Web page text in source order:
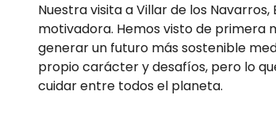
Nuestra visita a Villar de los
motivadora. Hemos visto de primera
generar un futuro más sostenible
propio carácter y desafíos, pero lo
cuidar entre todos el planeta.